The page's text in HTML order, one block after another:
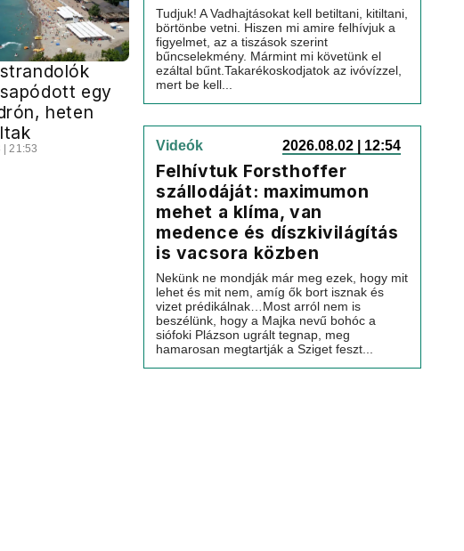
egy
heten
| 21:53
Tudjuk! A Vadhajtásokat kell betiltani, kitiltani,
börtönbe vetni. Hiszen mi amire felhívjuk a
figyelmet, az a tiszások szerint
bűncselekmény. Mármint mi követünk el
ezáltal bűnt.Takarékoskodjatok az ivóvízzel,
mert be kell...
Videók 2026.08.02 | 12:54
Felhívtuk Forsthoffer
szállodáját: maximumon
mehet a klíma, van
medence és díszkivilágítás
is vacsora közben
Nekünk ne mondják már meg ezek, hogy mit
lehet és mit nem, amíg ők bort isznak és
vizet prédikálnak…Most arról nem is
beszélünk, hogy a Majka nevű bohóc a
siófoki Plázson ugrált tegnap, meg
hamarosan megtartják a Sziget feszt...